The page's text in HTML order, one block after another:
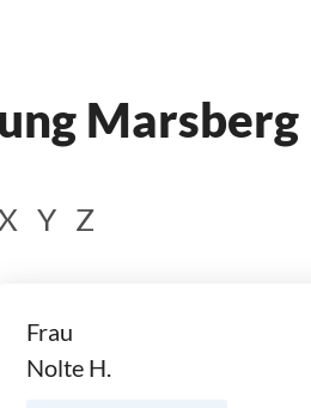
Marsberg
Y Z
Frau
Nolte H.